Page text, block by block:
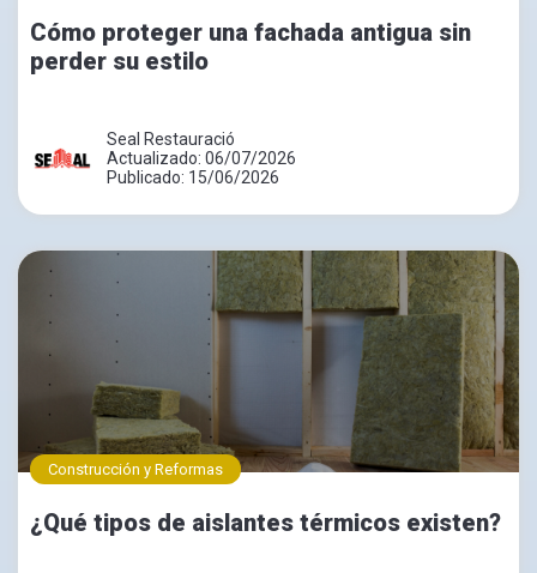
Cómo proteger una fachada antigua sin
perder su estilo
Seal Restauració
Actualizado: 06/07/2026
Publicado: 15/06/2026
Construcción y Reformas
¿Qué tipos de aislantes térmicos existen?